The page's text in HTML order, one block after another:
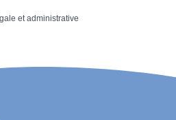
et administrative